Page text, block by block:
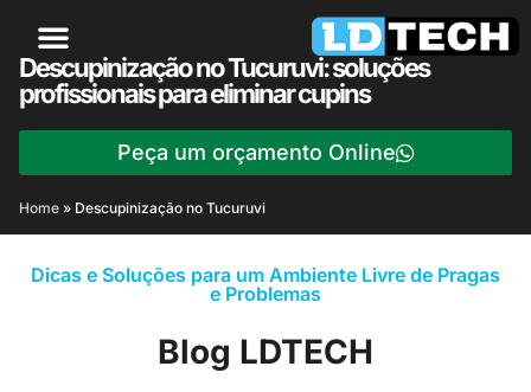
Descupinização no Tucuruvi: soluções
profissionais para eliminar cupins
Peça um orçamento Online
Home » Descupinização no Tucuruvi
Dicas e Soluções para um Ambiente Livre de Pragas
e Problemas
Blog LDTECH